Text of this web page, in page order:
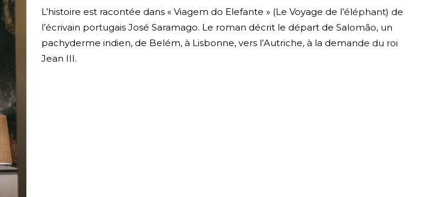
L’histoire est racontée dans « Viagem do Elefante » (Le Voyage de l’éléphant) de
l’écrivain portugais José Saramago. Le roman décrit le départ de Salomão, un
pachyderme indien, de Belém, à Lisbonne, vers l’Autriche, à la demande du roi
Jean III.